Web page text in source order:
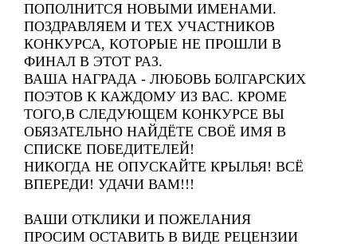
ПОПОЛНИТСЯ НОВЫМИ ИМЕНАМИ.
ПОЗДРАВЛЯЕМ И ТЕХ УЧАСТНИКОВ
КОНКУРСА, КОТОРЫЕ НЕ ПРОШЛИ В
ФИНАЛ В ЭТОТ РАЗ.
ВАША НАГРАДА - ЛЮБОВЬ БОЛГАРСКИХ
ПОЭТОВ К КАЖДОМУ ИЗ ВАС. КРОМЕ
ТОГО,В СЛЕДУЮЩЕМ КОНКУРСЕ ВЫ
ОБЯЗАТЕЛЬНО НАЙДЁТЕ СВОЁ ИМЯ В
СПИСКЕ ПОБЕДИТЕЛЕЙ!
НИКОГДА НЕ ОПУСКАЙТЕ КРЫЛЬЯ! ВСЁ
ВПЕРЕДИ! УДАЧИ ВАМ!!!
ВАШИ ОТКЛИКИ И ПОЖЕЛАНИЯ
ПРОСИМ ОСТАВИТЬ В ВИДЕ РЕЦЕНЗИИ